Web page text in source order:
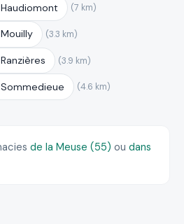
(7 km)
(3.3 km)
(3.9 km)
(4.6 km)
de la Meuse (55) ou dans